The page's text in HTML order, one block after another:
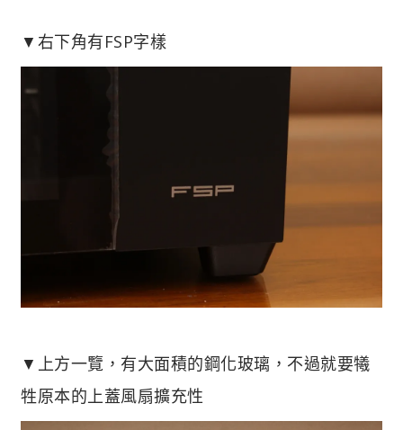
▼右下角有FSP字樣
▼上方一覽，有大面積的鋼化玻璃，不過就要犧
牲原本的上蓋風扇擴充性